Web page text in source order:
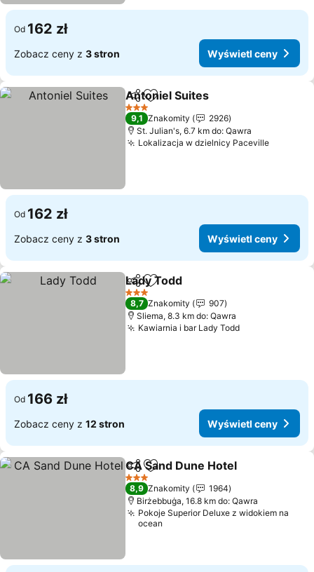
Od 162 zł
Zobacz ceny z 3 stron Wyświetl ceny
Udostępnij
Dodaj do ulubionych
Antoniel Suites
3 Kategoria
9,1 Znakomity
2926
St. Julian's, 6.7 km do: Qawra
Lokalizacja w dzielnicy Paceville
Od 162 zł
Zobacz ceny z 3 stron Wyświetl ceny
Udostępnij
Dodaj do ulubionych
Lady Todd
3 Kategoria
8,7 Znakomity
907
Sliema, 8.3 km do: Qawra
Kawiarnia i bar Lady Todd
Od 166 zł
Zobacz ceny z 12 stron Wyświetl ceny
Udostępnij
Dodaj do ulubionych
CA Sand Dune Hotel
3 Kategoria
8,9 Znakomity
1964
Birżebbuġa, 16.8 km do: Qawra
Pokoje Superior Deluxe z widokiem na
ocean